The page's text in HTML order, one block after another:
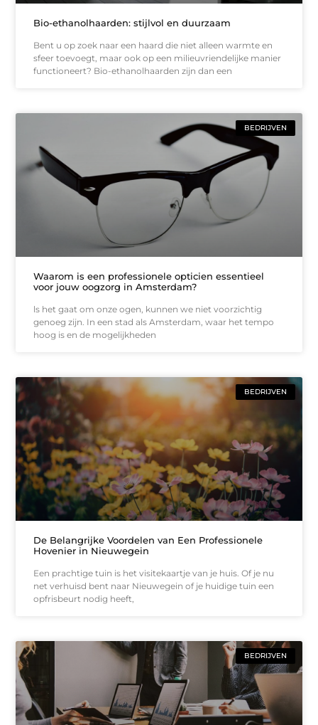
Bio-ethanolhaarden: stijlvol en duurzaam
Bent u op zoek naar een haard die niet alleen warmte en
sfeer toevoegt, maar ook op een milieuvriendelijke manier
functioneert? Bio-ethanolhaarden zijn dan een
BEDRIJVEN
Waarom is een professionele opticien essentieel
voor jouw oogzorg in Amsterdam?
ls het gaat om onze ogen, kunnen we niet voorzichtig
genoeg zijn. In een stad als Amsterdam, waar het tempo
hoog is en de mogelijkheden
BEDRIJVEN
De Belangrijke Voordelen van Een Professionele
Hovenier in Nieuwegein
Een prachtige tuin is het visitekaartje van je huis. Of je nu
net verhuisd bent naar Nieuwegein of je huidige tuin een
opfrisbeurt nodig heeft,
BEDRIJVEN